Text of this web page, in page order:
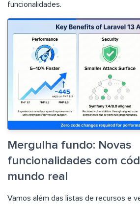
funcionalidades.
Mergulha fundo: Novas
funcionalidades com
mundo real
Vamos além das listas de recursos e